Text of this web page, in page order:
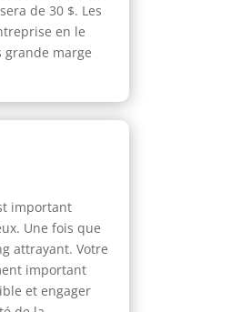
de 30 $. Les
en le
marge
important
Une fois que
attrayant. Votre
important
et engager